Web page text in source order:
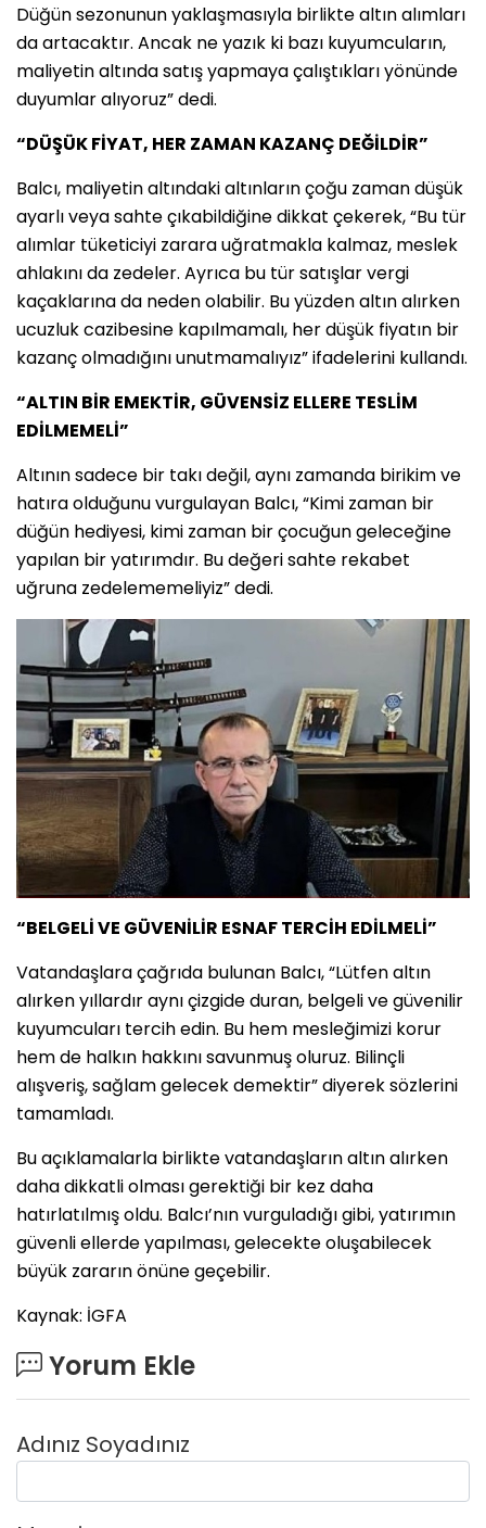
Düğün sezonunun yaklaşmasıyla birlikte altın alımları
da artacaktır. Ancak ne yazık ki bazı kuyumcuların,
maliyetin altında satış yapmaya çalıştıkları yönünde
duyumlar alıyoruz” dedi.
“DÜŞÜK FİYAT, HER ZAMAN KAZANÇ DEĞİLDİR”
Balcı, maliyetin altındaki altınların çoğu zaman düşük
ayarlı veya sahte çıkabildiğine dikkat çekerek, “Bu tür
alımlar tüketiciyi zarara uğratmakla kalmaz, meslek
ahlakını da zedeler. Ayrıca bu tür satışlar vergi
kaçaklarına da neden olabilir. Bu yüzden altın alırken
ucuzluk cazibesine kapılmamalı, her düşük fiyatın bir
kazanç olmadığını unutmamalıyız” ifadelerini kullandı.
“ALTIN BİR EMEKTİR, GÜVENSİZ ELLERE TESLİM
EDİLMEMELİ”
Altının sadece bir takı değil, aynı zamanda birikim ve
hatıra olduğunu vurgulayan Balcı, “Kimi zaman bir
düğün hediyesi, kimi zaman bir çocuğun geleceğine
yapılan bir yatırımdır. Bu değeri sahte rekabet
uğruna zedelememeliyiz” dedi.
“BELGELİ VE GÜVENİLİR ESNAF TERCİH EDİLMELİ”
Vatandaşlara çağrıda bulunan Balcı, “Lütfen altın
alırken yıllardır aynı çizgide duran, belgeli ve güvenilir
kuyumcuları tercih edin. Bu hem mesleğimizi korur
hem de halkın hakkını savunmuş oluruz. Bilinçli
alışveriş, sağlam gelecek demektir” diyerek sözlerini
tamamladı.
Bu açıklamalarla birlikte vatandaşların altın alırken
daha dikkatli olması gerektiği bir kez daha
hatırlatılmış oldu. Balcı’nın vurguladığı gibi, yatırımın
güvenli ellerde yapılması, gelecekte oluşabilecek
büyük zararın önüne geçebilir.
Kaynak: İGFA
Yorum Ekle
Adınız Soyadınız